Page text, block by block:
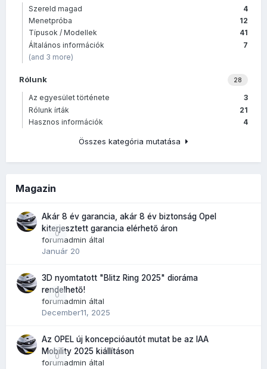
4
Szereld magad
12
Menetpróba
41
Típusok / Modellek
7
Általános információk
(and 3 more)
28
Rólunk
3
Az egyesület története
21
Rólunk írták
4
Hasznos információk
Összes kategória mutatása
Magazin
0
Akár 8 év garancia, akár 8 év biztonság Opel
kiterjesztett garancia elérhető áron
forumadmin által
Január 20
0
3D nyomtatott "Blitz Ring 2025" dioráma
rendelhető!
forumadmin által
December11, 2025
0
Az OPEL új koncepcióautót mutat be az IAA
Mobility 2025 kiállításon
forumadmin által